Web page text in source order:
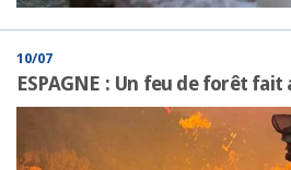
10/07
ESPAGNE : Un feu de forêt